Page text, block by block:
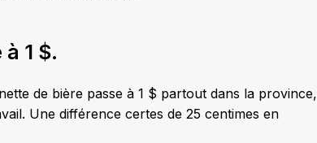
1 $.
de bière passe à 1 $ partout dans la province,
Une différence certes de 25 centimes en